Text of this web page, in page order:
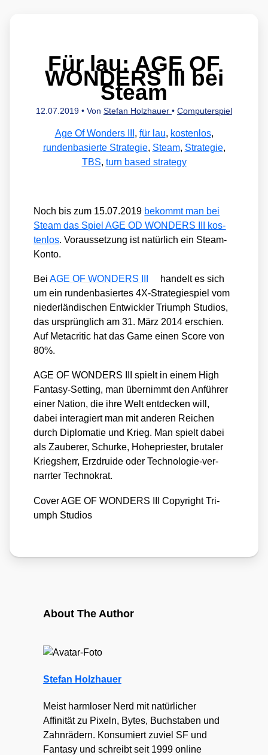
Für lau: AGE OF
WONDERS III bei
Steam
12.07.2019 • Von Stefan Holzhauer • Computerspiel
Age Of Wonders III , für lau, kostenlos,
rundenbasierte Strategie, Steam, Strategie,
TBS, turn based strategy
Noch bis zum 15.07.2019 bekommt man bei
Steam das Spiel AGE OD WONDERS III kos­
ten­los. Vor­aus­set­zung ist natür­lich ein Steam-
Kon­to.
BeiAGE OF WONDERS III
han­delt es sich
um ein run­den­ba­sier­tes 4X-Stra­te­gie­spiel vom
nie­der­län­di­schen Ent­wick­ler Tri­umph Stu­di­os,
das ursprüng­lich am 31. März 2014 erschien.
Auf Meta­cri­tic hat das Game einen Score von
80%.
AGE OF WONDERS III spielt in einem High
Fan­ta­sy-Set­ting, man über­nimmt den Anfüh­rer
einer Nati­on, die ihre Welt ent­de­cken will,
dabei inter­agiert man mit ande­ren Rei­chen
durch Diplo­ma­tie und Krieg. Man spielt dabei
als Zau­be­rer, Schur­ke, Hohe­pries­ter, bru­ta­ler
Kriegs­herr, Erz­drui­de oder Tech­no­lo­gie-ver­
narr­ter Tech­no­krat.
Cover AGE OF WONDERS III Copy­right Tri­
umph Stu­di­os
About The Author
Stefan Holzhauer
Meist harmloser Nerd mit natürlicher
Affinität zu Pixeln, Bytes, Buchstaben und
Zahnrädern. Konsumiert zuviel SF und
Fantasy und schreibt seit 1999 online